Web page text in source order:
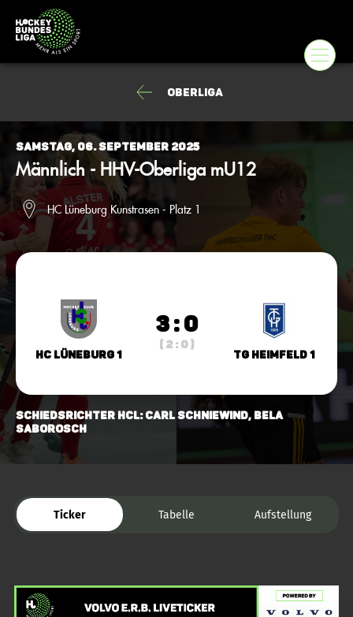
Oberliga
Samstag, 06. September 2025
Männlich - HHV-Oberliga mU12
HC Lüneburg Kunstrasen - Platz 1
HC Lüneburg 1
3 : 0
( 2 : 0 )
TG Heimfeld 1
Schiedsrichter HCL: Carl Schniewind, Bela
Saborosch
Ticker Tabelle Aufstellung